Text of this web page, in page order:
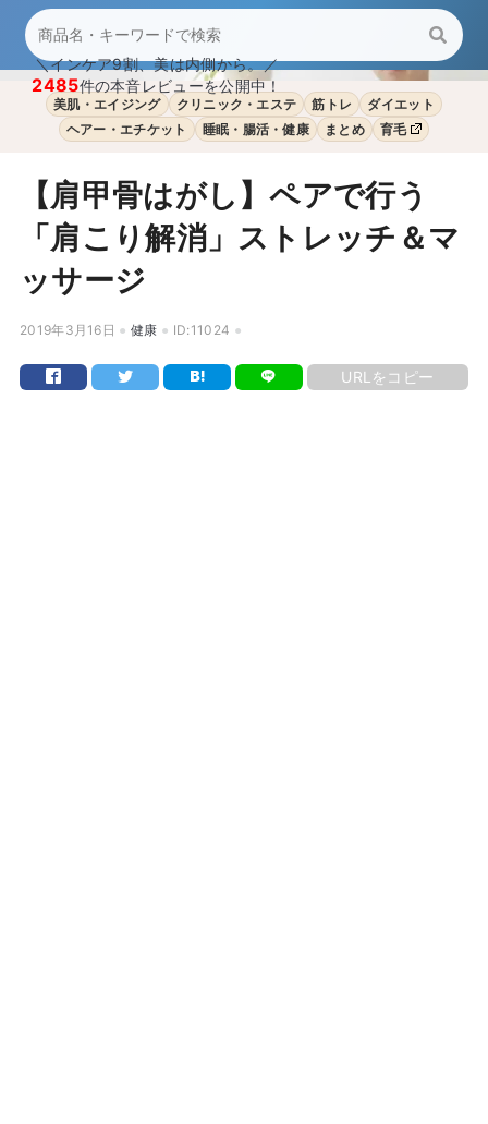
＼インケア9割、美は内側から。／
2485件の本音レビューを公開中！
美肌・エイジング クリニック・エステ 筋トレ
ダイエット
ヘアー・エチケット
睡眠・腸活・健康 まとめ 育毛
【肩甲骨はがし】ペアで行う
「肩こり解消」ストレッチ＆マ
ッサージ
2019年3月16日 健康 ID:11024
URLをコピー